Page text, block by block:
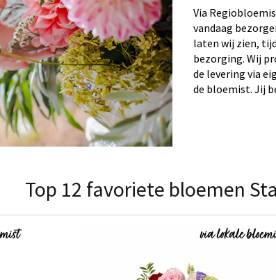
Via
vandaag
laten wij zien,
bezorging. Wij
de levering via
de bloemist. Jij
Top 12 favoriete bloemen